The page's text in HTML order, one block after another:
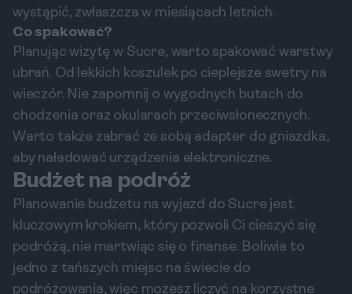
wystąpić, zwłaszcza w miesiącach letnich.
Co spakować?
Planując wizytę w Sucre, warto spakować warstwy
ubrań. Od lekkich koszulek po cieplejsze swetry na
wieczór. Nie zapomnij o wygodnych butach do
chodzenia oraz okularach przeciwsłonecznych.
Warto także zabrać ze sobą adapter do gniazdka,
aby naładować urządzenia elektroniczne.
Budżet na podróż
Planowanie budżetu na wyjazd do Sucre jest
kluczowym krokiem, który pozwoli Ci cieszyć się
podróżą, nie martwiąc się o finanse. Boliwia to
jedno z tańszych miejsc na świecie do
podróżowania, więc możesz liczyć na korzystne